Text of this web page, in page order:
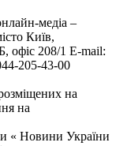
медіа –
Київ,
208/1 E-mail:
205-43-00
на
на
« Новини України